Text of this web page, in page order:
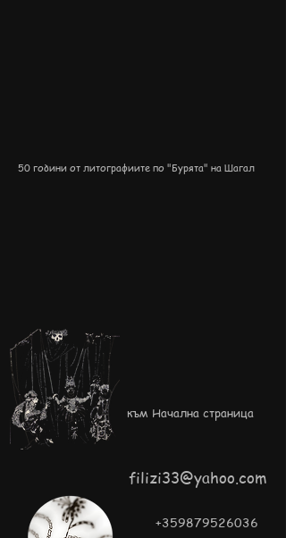
50 години от литографиите по "Бурята" на Шагал
към Начална страница
filizi33@yahoo.com
+359879526036